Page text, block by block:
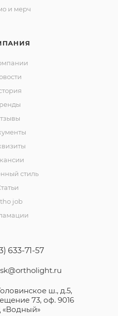
и мерч
стиль
job
633-71-57
ш., д.5,
73, оф. 9016